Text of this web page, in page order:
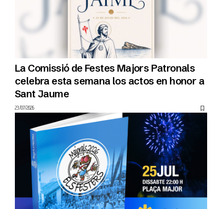
La Comissió de Festes Majors Patronals
celebra esta semana los actos en honor a
Sant Jaume
23/07/2026